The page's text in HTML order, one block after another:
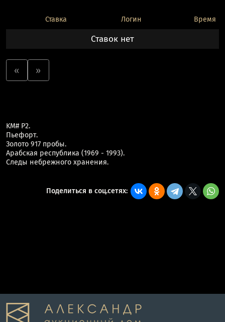
Ставка Логин Время
Ставок нет
« »
KM# P2.
Пьефорт.
Золото 917 пробы.
Арабская республика (1969 - 1993).
Следы небрежного хранения.
Поделиться в соц.сетях: